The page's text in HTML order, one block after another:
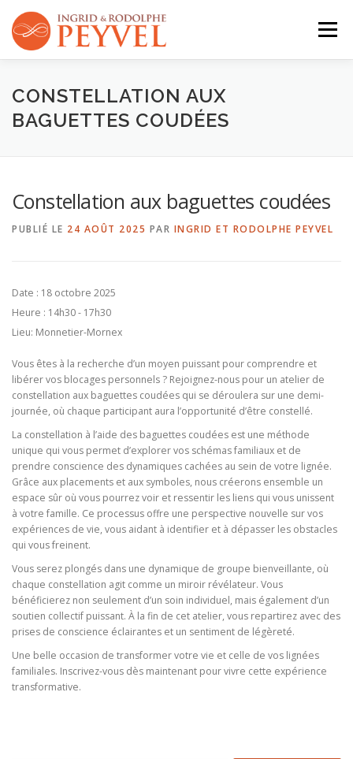
contenu
Menu
QUI SOMMES-NOUS ? ACTIVITÉS
CONSTELLATION AUX
BAGUETTES COUDÉES
Constellation aux baguettes coudées
PUBLIÉ LE 24 AOÛT 2025 PAR INGRID ET RODOLPHE PEYVEL
Date : 18 octobre 2025
Heure : 14h30 - 17h30
Lieu: Monnetier-Mornex
Vous êtes à la recherche d’un moyen puissant pour comprendre et
libérer vos blocages personnels ? Rejoignez-nous pour un atelier de
constellation aux baguettes coudées qui se déroulera sur une demi-
journée, où chaque participant aura l’opportunité d’être constellé.
La constellation à l’aide des baguettes coudées est une méthode
unique qui vous permet d’explorer vos schémas familiaux et de
prendre conscience des dynamiques cachées au sein de votre lignée.
Grâce aux placements et aux symboles, nous créerons ensemble un
espace sûr où vous pourrez voir et ressentir les liens qui vous unissent
à votre famille. Ce processus offre une perspective nouvelle sur vos
expériences de vie, vous aidant à identifier et à dépasser les obstacles
qui vous freinent.
Vous serez plongés dans une dynamique de groupe bienveillante, où
chaque constellation agit comme un miroir révélateur. Vous
bénéficierez non seulement d’un soin individuel, mais également d’un
soutien collectif puissant. À la fin de cet atelier, vous repartirez avec des
prises de conscience éclairantes et un sentiment de légèreté.
Une belle occasion de transformer votre vie et celle de vos lignées
familiales. Inscrivez-vous dès maintenant pour vivre cette expérience
transformative.